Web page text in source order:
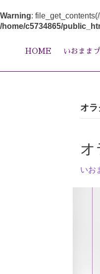
Warning:
/home/c5734865/
HOME いおまま
オ
オ
いお